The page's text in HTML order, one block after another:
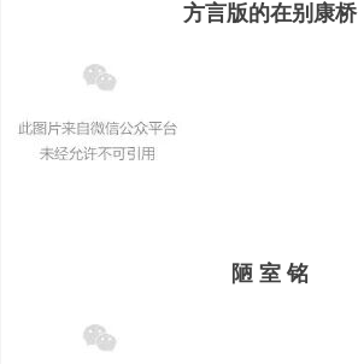
方言版的在别康桥
陋 室 铭